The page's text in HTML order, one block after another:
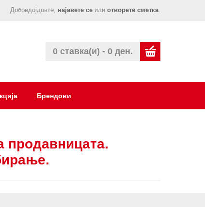
Добредојдовте, најавете се или отворете сметка.
0 ставка(и) - 0 ден.
Брендови